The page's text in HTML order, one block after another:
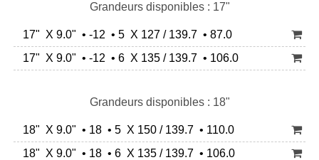
Grandeurs disponibles : 17"
17" X 9.0" • -12 • 5 X 127 / 139.7 • 87.0
17" X 9.0" • -12 • 6 X 135 / 139.7 • 106.0
Grandeurs disponibles : 18"
18" X 9.0" • 18 • 5 X 150 / 139.7 • 110.0
18" X 9.0" • 18 • 6 X 135 / 139.7 • 106.0